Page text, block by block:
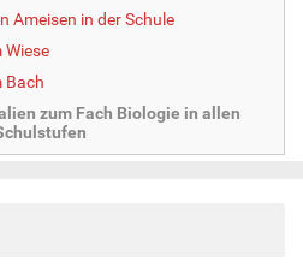
Ameisen in der Schule
Wiese
Bach
zum Fach Biologie in allen